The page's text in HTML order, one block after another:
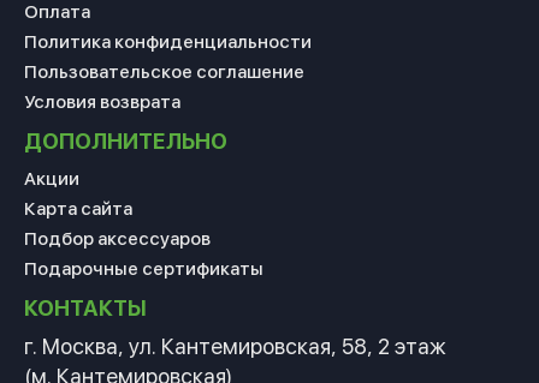
Оплата
Политика конфиденциальности
Пользовательское соглашение
Условия возврата
ДОПОЛНИТЕЛЬНО
Акции
Карта сайта
Подбор аксессуаров
Подарочные сертификаты
КОНТАКТЫ
г. Москва, ул. Кантемировская, 58, 2 этаж
(м. Кантемировская)